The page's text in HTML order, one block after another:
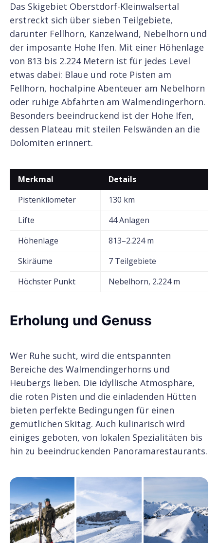
Das Skigebiet Oberstdorf-Kleinwalsertal
erstreckt sich über sieben Teilgebiete,
darunter Fellhorn, Kanzelwand, Nebelhorn und
der imposante Hohe Ifen. Mit einer Höhenlage
von 813 bis 2.224 Metern ist für jedes Level
etwas dabei: Blaue und rote Pisten am
Fellhorn, hochalpine Abenteuer am Nebelhorn
oder ruhige Abfahrten am Walmendingerhorn.
Besonders beeindruckend ist der Hohe Ifen,
dessen Plateau mit steilen Felswänden an die
Dolomiten erinnert.
Merkmal
Details
Pistenkilometer
130 km
Lifte
44 Anlagen
Höhenlage
813–2.224 m
Skiräume
7 Teilgebiete
Höchster Punkt
Nebelhorn, 2.224 m
Erholung und Genuss
Wer Ruhe sucht, wird die entspannten
Bereiche des Walmendingerhorns und
Heubergs lieben. Die idyllische Atmosphäre,
die roten Pisten und die einladenden Hütten
bieten perfekte Bedingungen für einen
gemütlichen Skitag. Auch kulinarisch wird
einiges geboten, von lokalen Spezialitäten bis
hin zu beeindruckenden Panoramarestaurants.